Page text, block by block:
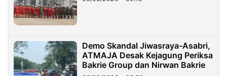
Demo Skandal Jiwasraya-Asabri,
ATMAJA Desak Kejagung Periksa
Bakrie Group dan Nirwan Bakrie